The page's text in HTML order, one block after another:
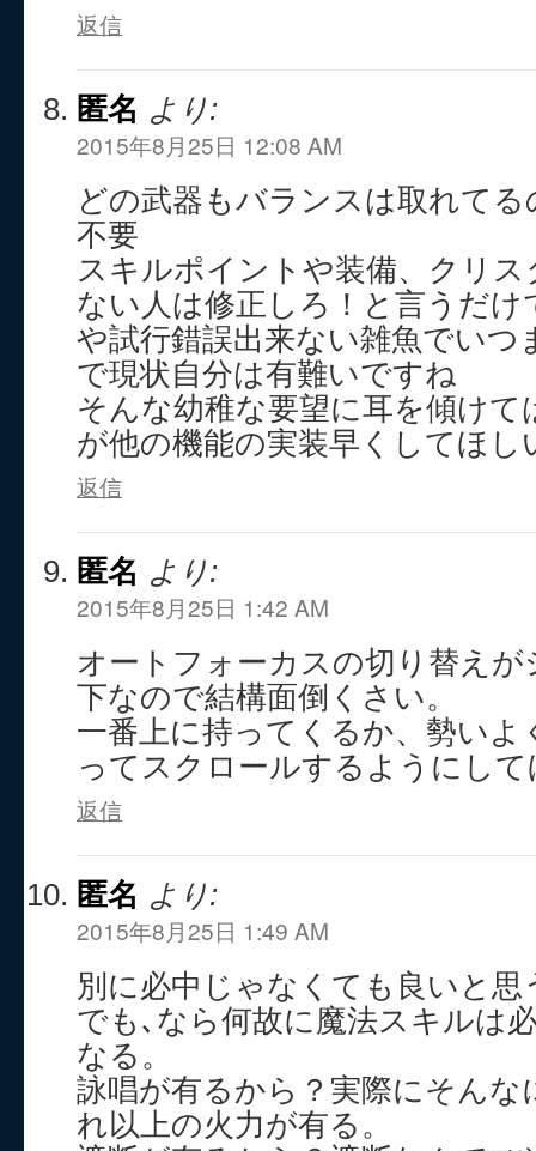
返信
匿名 より:
2015年8月25日 12:08 AM
どの武器もバランスは取れて
不要
スキルポイントや装備、クリ
ない人は修正しろ！と言うだけ
や試行錯誤出来ない雑魚でいつ
で現状自分は有難いですね
そんな幼稚な要望に耳を傾け
が他の機能の実装早くしてほし
返信
匿名 より:
2015年8月25日 1:42 AM
オートフォーカスの切り替え
下なので結構面倒くさい。
一番上に持ってくるか、勢い
ってスクロールするようにし
返信
匿名 より:
2015年8月25日 1:49 AM
別に必中じゃなくても良いと思
でも､なら何故に魔法スキルは
なる。
詠唱が有るから？実際にそんな
れ以上の火力が有る。